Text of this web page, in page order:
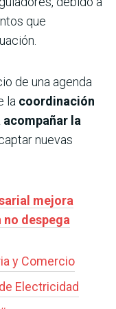
que
de una agenda
la coordinación
la
nuevas
mejora
no despega
y Comercio
Electricidad